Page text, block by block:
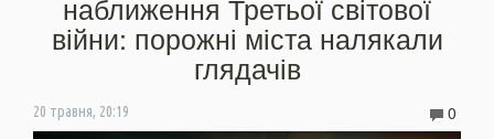
війни: порожні міста налякали
глядачів
20 травня, 20:19 0